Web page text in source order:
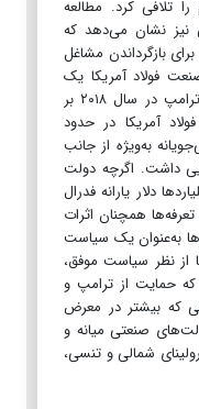
تلافی کرد. مطالعه
نیز نشان می‌دهد که
بازگرداندن مشاغل
فولاد آمریکا یک
مثال گویاست، زیرا علی‌رغم تعرفه‌های ترامپ در سال ۲۰۱۸ بر
آمریکا در حدود
به‌ویژه از جانب
داشت. اگرچه دولت
دلار یارانه فدرال
همچنان اثرات
به‌عنوان یک سیاست
از نظر سیاست موفق،
حمایت از ترامپ و
که بیشتر در معرض
صنعتی میانه و
شمالی و تنسی،